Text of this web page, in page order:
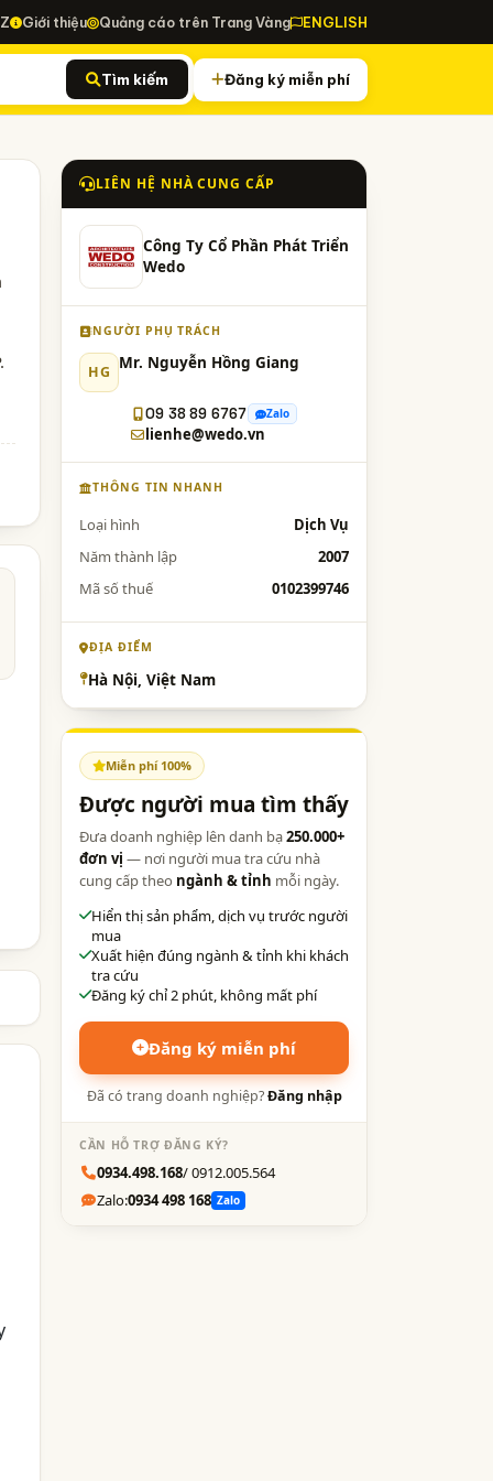
Giới thiệu Quảng cáo trên Trang Vàng ENGLISH
Tìm kiếm Đăng ký miễn phí
LIÊN HỆ NHÀ CUNG CẤP
Công Ty Cổ Phần Phát Triển
Wedo
NGƯỜI PHỤ TRÁCH
HG Mr. Nguyễn Hồng Giang
09 38 89 6767 Zalo
lienhe@wedo.vn
THÔNG TIN NHANH
Loại hình
Dịch Vụ
Năm thành lập
2007
Mã số thuế
0102399746
ĐỊA ĐIỂM
Hà Nội, Việt Nam
Miễn phí 100%
Được người mua tìm thấy
Đưa doanh nghiệp lên danh bạ250.000+
đơn vị — nơi người mua tra cứu nhà
cung cấp theo ngành & tỉnh mỗi ngày.
Hiển thị sản phẩm, dịch vụ trước người
mua
Xuất hiện đúng ngành & tỉnh khi khách
tra cứu
Đăng ký chỉ 2 phút, không mất phí
Đăng ký miễn phí
Đã có trang doanh nghiệp?Đăng nhập
CẦN HỖ TRỢ ĐĂNG KÝ?
0934.498.168/ 0912.005.564
Zalo:0934 498 168 Zalo